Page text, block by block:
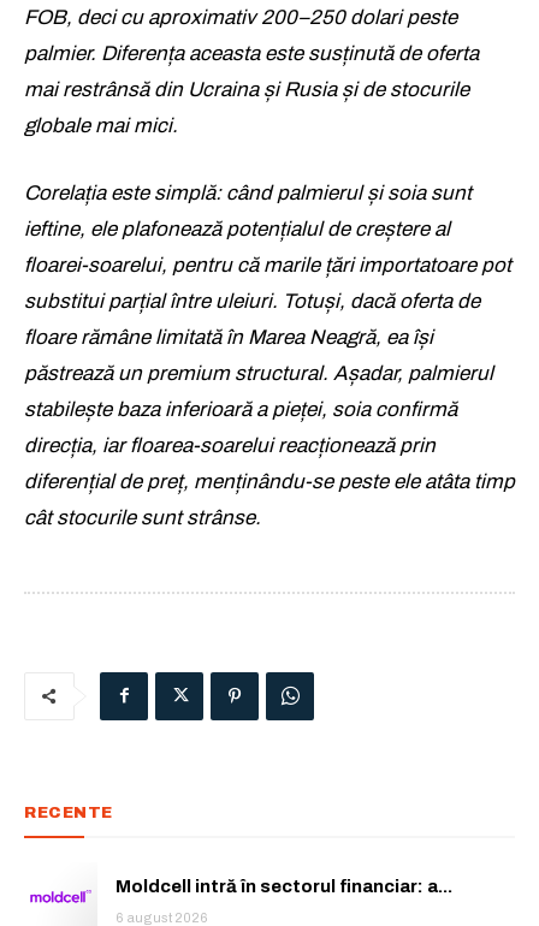
Am citit și acceptPolitica de confidențialitate.
Am citit și acceptPolitica de confidențialitate.
Rămâi conectat la lumea afacerilor și
a ideilor care inspiră.
Abonează-te la newsletterul The List și citește știrile altfel.
Abonează-te
Am citit și accept Politica de confidențialitate
FOB, deci cu aproximativ 200–250 dolari peste
palmier. Diferența aceasta este susținută de oferta
mai restrânsă din Ucraina și Rusia și de stocurile
globale mai mici.
Corelația este simplă: când palmierul și soia sunt
ieftine, ele plafonează potențialul de creștere al
floarei-soarelui, pentru că marile țări importatoare pot
substitui parțial între uleiuri. Totuși, dacă oferta de
floare rămâne limitată în Marea Neagră, ea își
păstrează un premium structural. Așadar, palmierul
stabilește baza inferioară a pieței, soia confirmă
direcția, iar floarea-soarelui reacționează prin
diferențial de preț, menținându-se peste ele atâta timp
cât stocurile sunt strânse.
RECENTE
Moldcell intră în sectorul financiar: a...
6 august 2026